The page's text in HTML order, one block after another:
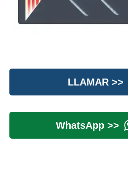
LLAMAR >>
WhatsApp >>